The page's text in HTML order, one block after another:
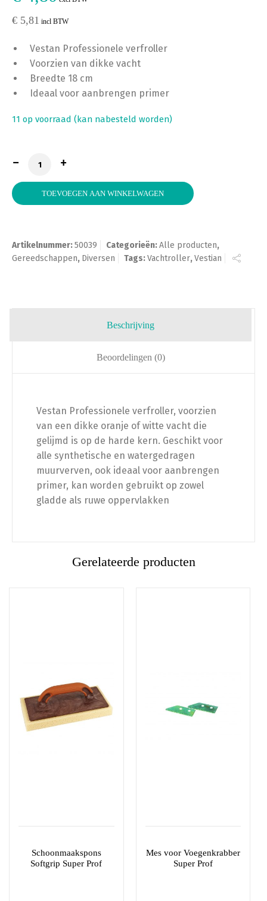
€ 5,81 incl BTW
Vestan Professionele verfroller
Voorzien van dikke vacht
Breedte 18 cm
Ideaal voor aanbrengen primer
11 op voorraad (kan nabesteld worden)
Verfrol, 18 cm Vestian wit met beugel aantal
TOEVOEGEN AAN WINKELWAGEN
Artikelnummer:50039 Categorieën:Alle producten,
Gereedschappen, Diversen Tags:Vachtroller,Vestian
Beschrijving
Beoordelingen (0)
Vestan Professionele verfroller, voorzien
van een dikke oranje of witte vacht die
gelijmd is op de harde kern. Geschikt voor
alle synthetische en watergedragen
muurverven, ook ideaal voor aanbrengen
primer, kan worden gebruikt op zowel
gladde als ruwe oppervlakken
Gerelateerde producten
Schoonmaakspons
Softgrip Super Prof
Mes voor Voegenkrabber
Super Prof